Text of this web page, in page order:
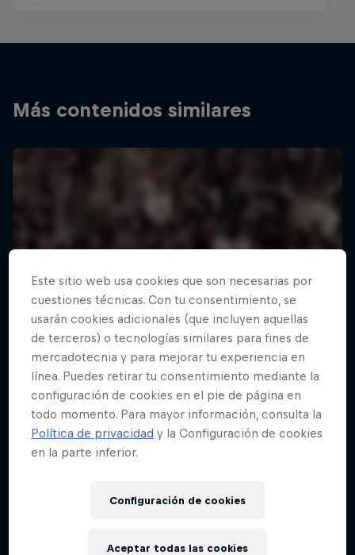
Más contenidos similares
Este sitio web usa cookies que son necesarias por
cuestiones técnicas. Con tu consentimiento, se
usarán cookies adicionales (que incluyen aquellas
de terceros) o tecnologías similares para fines de
mercadotecnia y para mejorar tu experiencia en
línea. Puedes retirar tu consentimiento mediante la
configuración de cookies en el pie de página en
todo momento. Para mayor información, consulta la
Política de privacidad y la Configuración de cookies
en la parte inferior.
Configuración de cookies
Aceptar todas las cookies